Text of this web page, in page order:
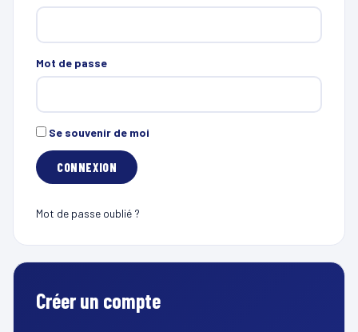
Mot de passe
Se souvenir de moi
Mot de passe oublié ?
Créer un compte